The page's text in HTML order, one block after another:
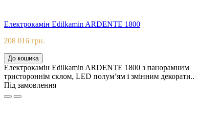
Електрокамін Edilkamin ARDENTE 1800
208 016 грн.
До кошика
Електрокамін Edilkamin ARDENTE 1800 з панорамним
тристороннім склом, LED полум’ям і змінним декорати..
Під замовлення